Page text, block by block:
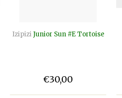
Izipizi Junior Sun #E Tortoise
€30,00